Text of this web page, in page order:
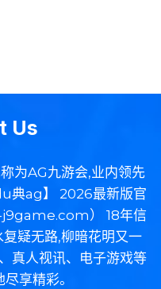
Us
为AG九游会,业内领先
典ag】 2026最新版官
j9game.com） 18年信
疑无路,柳暗花明又一
真人视讯、电子游戏等
享精彩。